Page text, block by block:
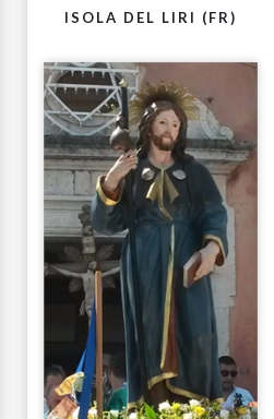
ISOLA DEL LIRI (FR)